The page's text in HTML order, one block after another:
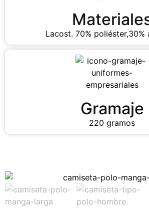
Lacost. 70% poliéster,30%
Gramaje
220 gramos